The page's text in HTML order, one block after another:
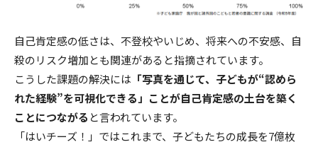
自己肯定感の低さは、不登校やいじめ、将来への不安感、自
殺のリスク増加とも関連があると指摘されています。
こうした課題の解決には 「写真を通じて、子どもが“認めら
れた経験”を可視化できる」ことが自己肯定感の土台を築く
ことにつながる と言われています。
「はいチーズ！」ではこれまで、子どもたちの成長を7億枚